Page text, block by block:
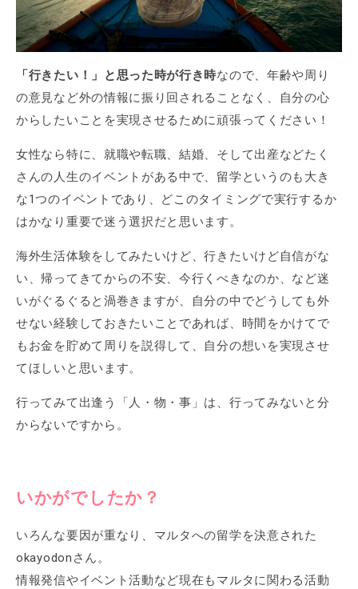
「行きたい！」と思った時が行き時なので、年齢や周り
の意見など外の情報に振り回されることなく、自分の心
からしたいことを実現させるために頑張ってください！
女性なら特に、就職や転職、結婚、そして出産などたく
さんの人生のイベントがある中で、留学というのも大き
な1つのイベントであり、どこのタイミングで実行するか
はかなり重要で迷う選択だと思います。
海外生活体験をしてみたいけど、行きたいけど自信がな
い、帰ってきてからの不安、今行くべきなのか、など迷
いがぐるぐると渦巻きますが、自分の中でどうしても外
せない経験しておきたいことであれば、時間をかけてで
もお金を貯めて周りを説得して、自分の想いを実現させ
てほしいと思います。
行ってみて出逢う「人・物・事」は、行ってみないと分
からないですから。
いかがでしたか？
いろんな要因が重なり、マルタへの留学を決意された
okayodonさん。
情報発信やイベント活動など現在もマルタに関わる活動